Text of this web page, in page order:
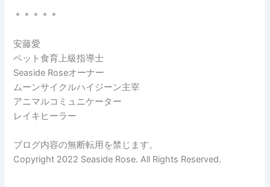
＊＊＊＊＊
安藤愛
ペット食育上級指導士
Seaside Roseオーナー
ムーンサイクルハイジーン主宰
アニマルコミュニケーター
レイキヒーラー
ブログ内容の無断転用を禁じます。
Copyright 2022 Seaside Rose. All Rights Reserved.